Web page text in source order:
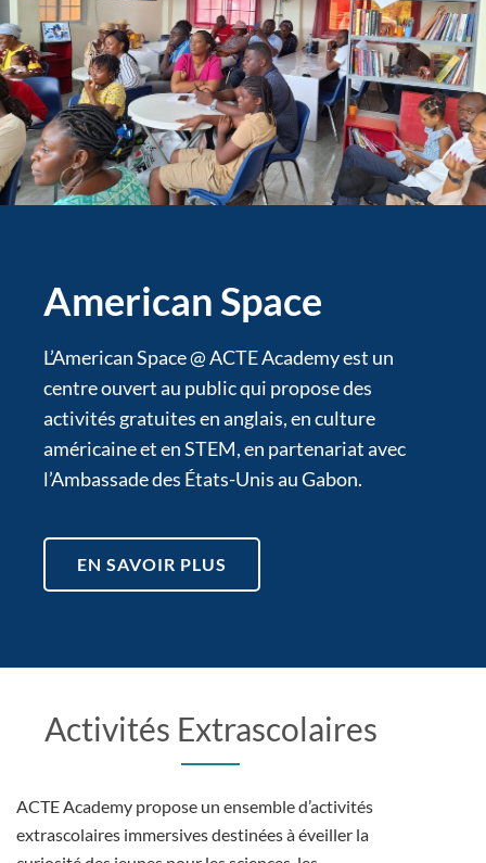
American Space
L’American Space @ ACTE Academy est un
centre ouvert au public qui propose des
activités gratuites en anglais, en culture
américaine et en STEM, en partenariat avec
l’Ambassade des États-Unis au Gabon.
EN SAVOIR PLUS
Activités Extrascolaires
ACTE Academy propose un ensemble d’activités
extrascolaires immersives destinées à éveiller la